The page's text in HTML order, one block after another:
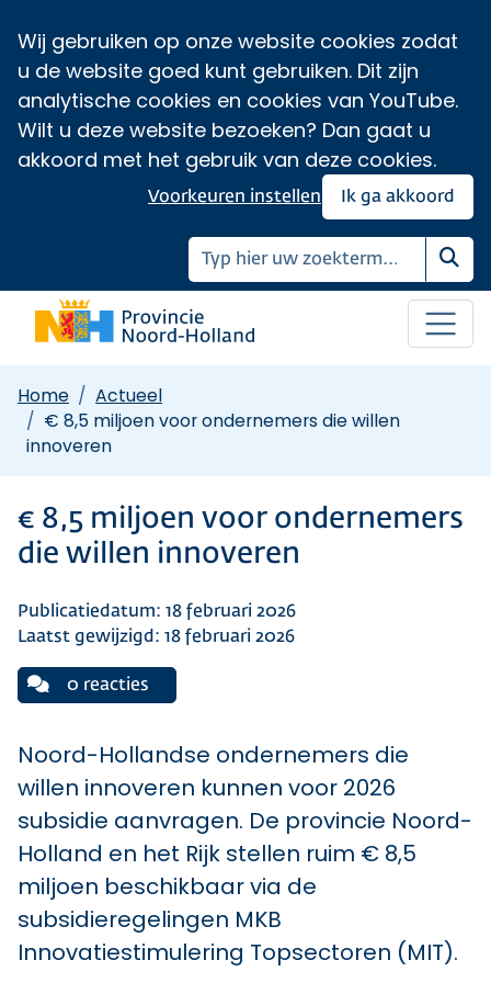
Wij gebruiken op onze website cookies zodat
u de website goed kunt gebruiken. Dit zijn
analytische cookies en cookies van YouTube.
Wilt u deze website bezoeken? Dan gaat u
akkoord met het gebruik van deze cookies.
Ik ga akkoord
Voorkeuren instellen
Home
Actueel
€ 8,5 miljoen voor ondernemers die willen
innoveren
€ 8,5 miljoen voor ondernemers
die willen innoveren
Publicatiedatum: 18 februari 2026
Laatst gewijzigd: 18 februari 2026
0 reacties
Noord-Hollandse ondernemers die
willen innoveren kunnen voor 2026
subsidie aanvragen. De provincie Noord-
Holland en het Rijk stellen ruim € 8,5
miljoen beschikbaar via de
subsidieregelingen MKB
Innovatiestimulering Topsectoren (MIT).